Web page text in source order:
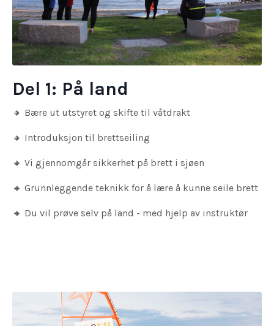
Del 1: På land
🔸 Bære ut utstyret og skifte til våtdrakt
🔸 Introduksjon til brettseiling
🔸 Vi gjennomgår sikkerhet på brett i sjøen
🔸 Grunnleggende teknikk for å lære å kunne seile brett
🔸 Du vil prøve selv på land - med hjelp av instruktør